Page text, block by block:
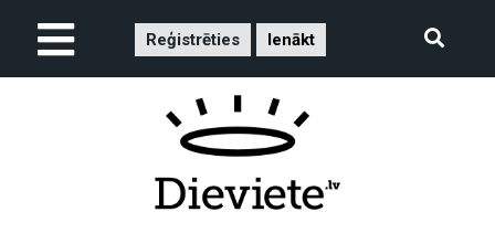
Reģistrēties Ienākt